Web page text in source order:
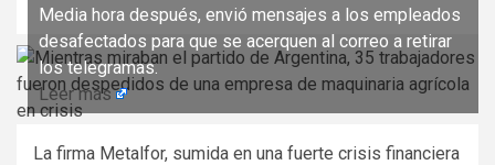
Media hora después, envió mensajes a los empleados
desafectados para que se acerquen al correo a retirar
los telegramas.
Leer más
La firma Metalfor, sumida en una fuerte crisis financiera